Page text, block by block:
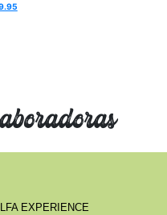
EXPERIENCE